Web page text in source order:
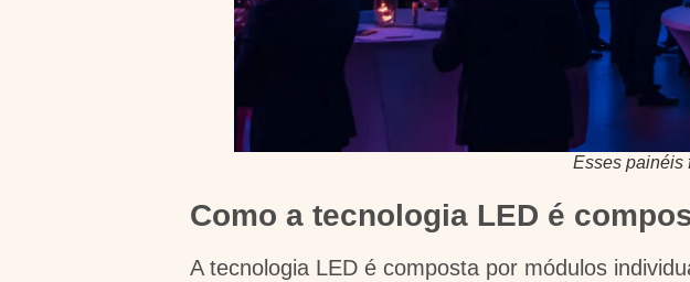
Esses painéis
Como a tecnologia LED é
A tecnologia LED é composta por módulos